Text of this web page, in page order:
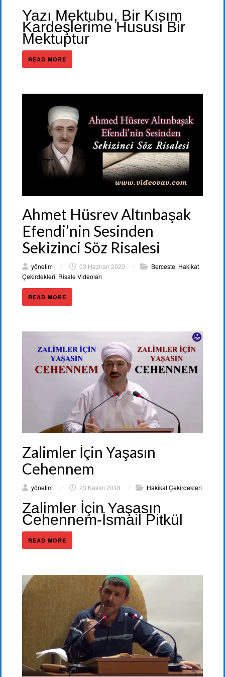
Yazı Mektubu, Bir Kısım
Kardeşlerime Hususi Bir
Mektuptur
READ MORE
Ahmet Hüsrev Altınbaşak
Efendi’nin Sesinden
Sekizinci Söz Risalesi
yönetim / 03 Haziran 2020 / Berceste Hakikat
Çekirdekleri Risale Videoları
READ MORE
Zalimler İçin Yaşasın
Cehennem
yönetim / 23 Kasım 2018 / Hakikat Çekirdekleri
Zalimler İçin Yaşasın
Cehennem-İsmail Pitkül
READ MORE